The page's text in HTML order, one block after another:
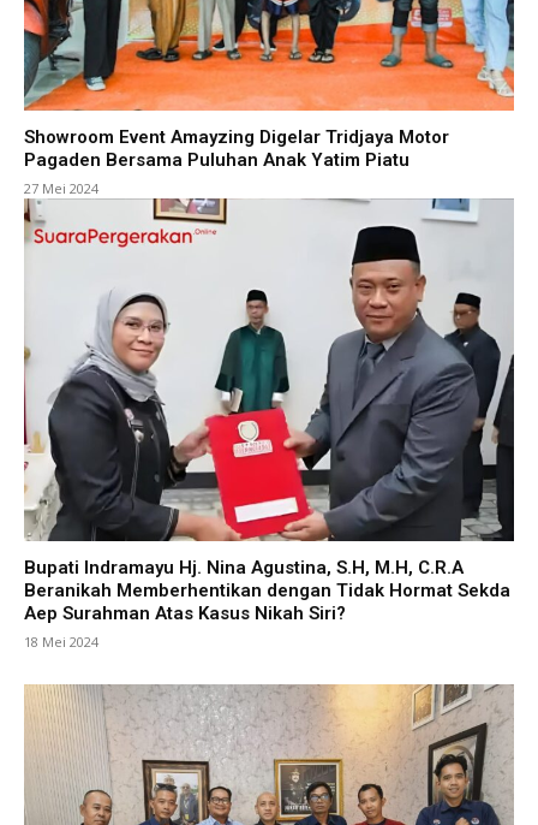
Showroom Event Amayzing Digelar Tridjaya Motor
Pagaden Bersama Puluhan Anak Yatim Piatu
27 Mei 2024
Bupati Indramayu Hj. Nina Agustina, S.H, M.H, C.R.A
Beranikah Memberhentikan dengan Tidak Hormat Sekda
Aep Surahman Atas Kasus Nikah Siri?
18 Mei 2024